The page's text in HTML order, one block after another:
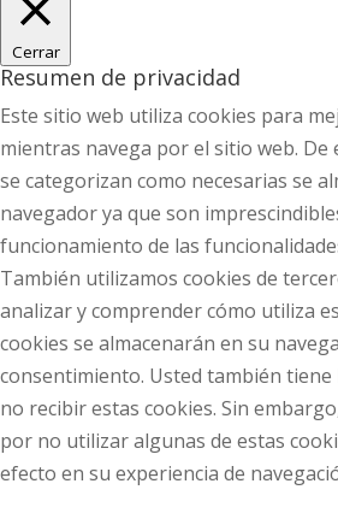
Cerrar
Resumen de privacidad
Este sitio web utiliza cookies para
mientras navega por el sitio web. De
se categorizan como necesarias se
navegador ya que son
funcionamiento de las
También utilizamos cookies de
analizar y comprender cómo utiliza
cookies se almacenarán en su
consentimiento. Usted también
no recibir estas cookies. Sin
por no utilizar algunas de estas
efecto en su experiencia de